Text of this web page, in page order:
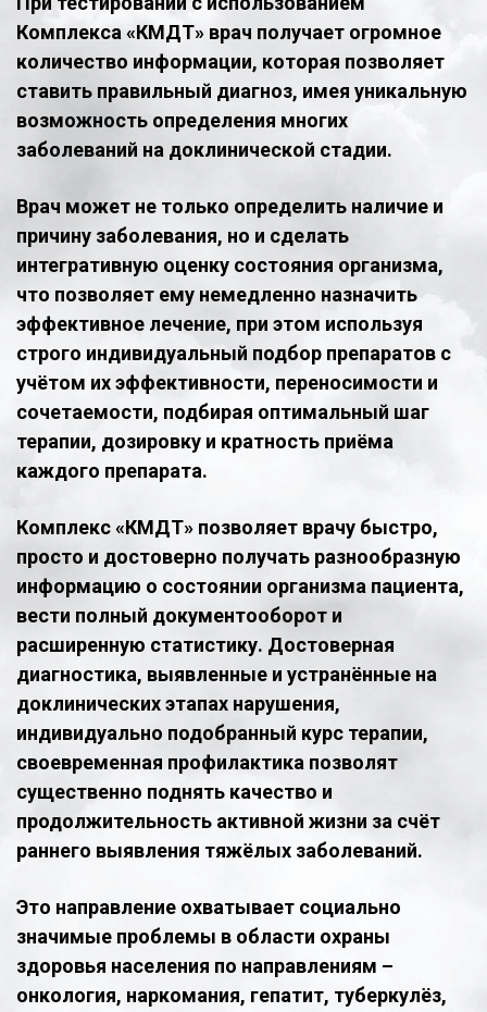
Комплекса «КМДТ» врач получает огромное
количество информации, которая позволяет
ставить правильный диагноз, имея уникальную
возможность определения многих
заболеваний на доклинической стадии.
Врач может не только определить наличие и
причину заболевания, но и сделать
интегративную оценку состояния организма,
что позволяет ему немедленно назначить
эффективное лечение, при этом используя
строго индивидуальный подбор препаратов с
учётом их эффективности, переносимости и
сочетаемости, подбирая оптимальный шаг
терапии, дозировку и кратность приёма
каждого препарата.
Комплекс «КМДТ» позволяет врачу быстро,
просто и достоверно получать разнообразную
информацию о состоянии организма пациента,
вести полный документооборот и
расширенную статистику. Достоверная
диагностика, выявленные и устранённые на
доклинических этапах нарушения,
индивидуально подобранный курс терапии,
своевременная профилактика позволят
существенно поднять качество и
продолжительность активной жизни за счёт
раннего выявления тяжёлых заболеваний.
Это направление охватывает социально
значимые проблемы в области охраны
здоровья населения по направлениям –
онкология, наркомания, гепатит, туберкулёз,